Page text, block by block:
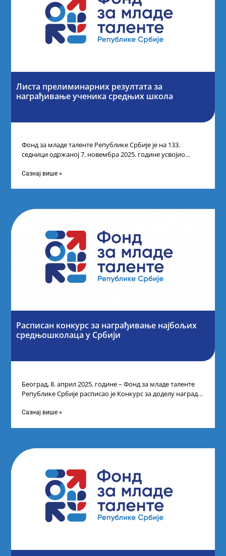
Листа прелиминарних резултата за
награђивање ученика средњих школа
Фонд за младе таленте Републике Србије је на 133.
седници одржаној 7. новембра 2025. године усвојио
Сазнај више »
Расписан конкурс за награђивање најбољих
средњошколаца у Србији
Београд, 8. април 2025. године – Фонд за младе таленте
Републике Србије расписао је Конкурс за доделу награда
Сазнај више »